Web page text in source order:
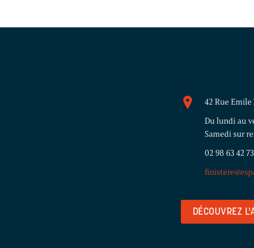
42 Rue Emile
Du lundi au
Samedi sur
02 98 63 42 73
DÉCOUVREZ